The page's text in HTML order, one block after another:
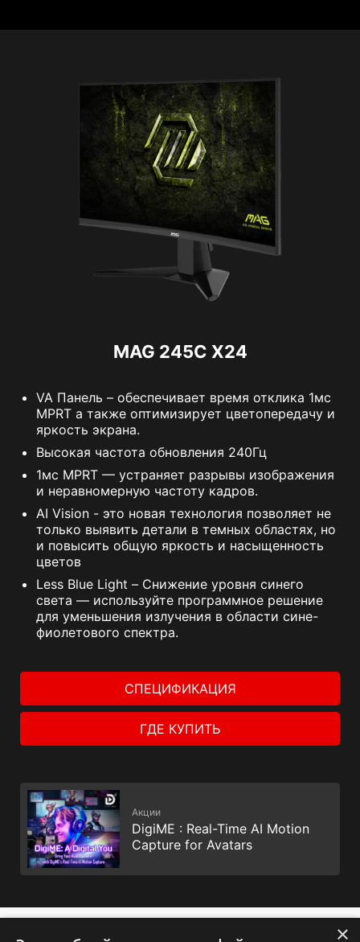
MAG 245C X24
VA Панель – обеспечивает время отклика 1мс
MPRT а также оптимизирует цветопередачу и
яркость экрана.
Высокая частота обновления 240Гц
1мс MPRT — устраняет разрывы изображения
и неравномерную частоту кадров.
AI Vision - это новая технология позволяет не
только выявить детали в темных областях, но
и повысить общую яркость и насыщенность
цветов
Less Blue Light – Снижение уровня синего
света — используйте программное решение
для уменьшения излучения в области сине-
фиолетового спектра.
СПЕЦИФИКАЦИЯ
ГДЕ КУПИТЬ
Акции
DigiME : Real-Time AI Motion
Capture for Avatars
×